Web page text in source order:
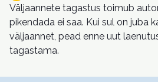
Väljaannete tagastus toimub
pikendada ei saa. Kui sul on juba
väljaannet, pead enne uut
tagastama.